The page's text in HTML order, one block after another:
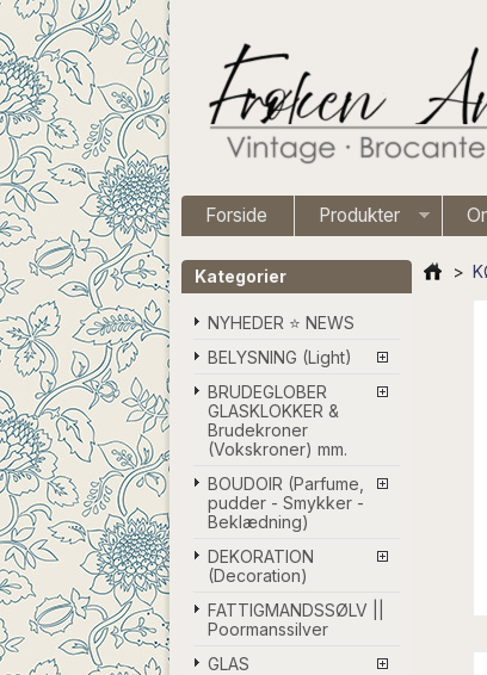
Forside Produkter
Kategorier
NYHEDER ⭐ NEWS
BELYSNING (Light)
BRUDEGLOBER
GLASKLOKKER &
Brudekroner
(Vokskroner) mm.
BOUDOIR (Parfume,
pudder - Smykker -
Beklædning)
DEKORATION
(Decoration)
FATTIGMANDSSØLV ||
Poormanssilver
GLAS
>